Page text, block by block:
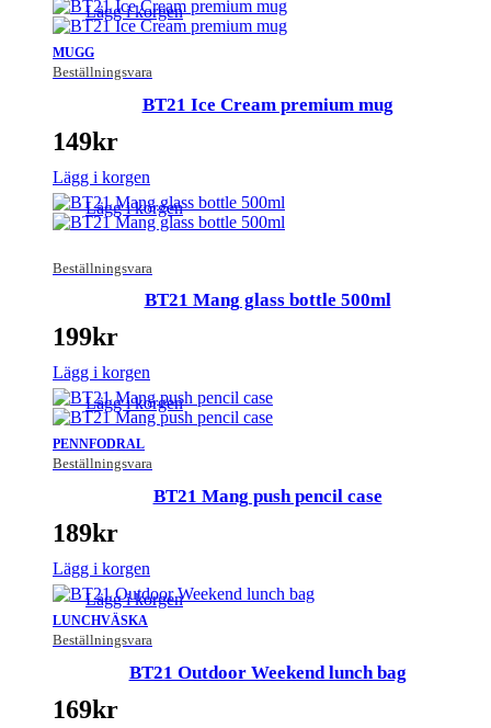
MUGG
Beställningsvara
Lägg i korgen
BT21 Ice Cream premium mug
149kr
Lägg i korgen
Beställningsvara
Lägg i korgen
BT21 Mang glass bottle 500ml
199kr
Lägg i korgen
PENNFODRAL
Beställningsvara
Lägg i korgen
BT21 Mang push pencil case
189kr
Lägg i korgen
LUNCHVÄSKA
Beställningsvara
Lägg i korgen
BT21 Outdoor Weekend lunch bag
169kr